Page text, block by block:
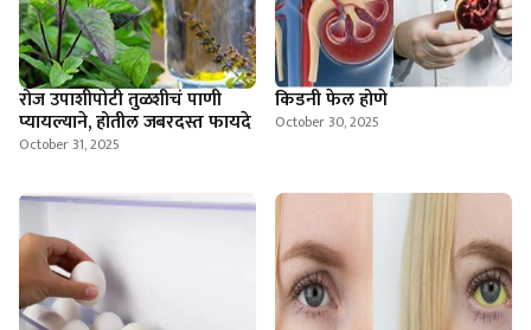
रोज उपाशीपोटी तुळशीचं पाणी
प्यायल्याने, होतील जबरदस्त फायदे
October 31, 2025
किडनी फेल होणे
October 30, 2025